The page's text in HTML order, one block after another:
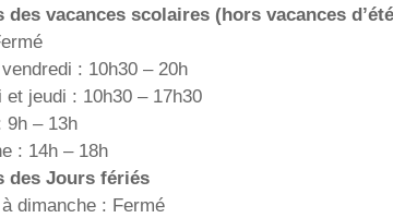
des vacances scolaires (hors vacances
: 10h30 – 20h
et jeudi : 10h30 – 17h30
9h – 13h
: 14h – 18h
des Jours fériés
dimanche : Fermé